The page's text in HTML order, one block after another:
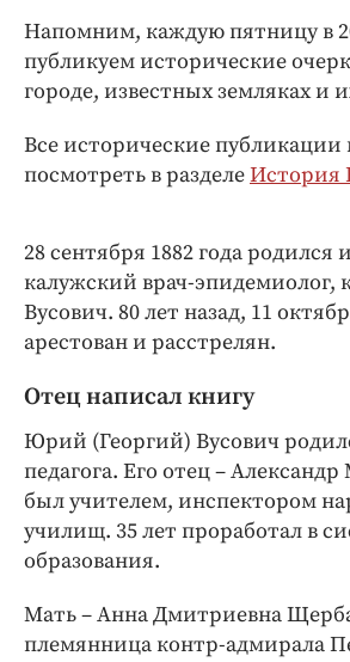
Бренд года
Работодатель года
Напомним, каждую пятницу в
публикуем исторические
городе, известных земляках и
Все исторические
посмотреть в разделеИстория
28 сентября 1882 года родился
калужский врач-эпидемиолог,
Вусович. 80 лет назад, 11
арестовани расстрелян.
Отец написал книгу
Юрий (Георгий) Вусович
педагога. Его отец –
был учителем, инспектором
училищ. 35 лет проработал в
образования.
Мать – Анна Дмитриевна
племянница контр-адмирала